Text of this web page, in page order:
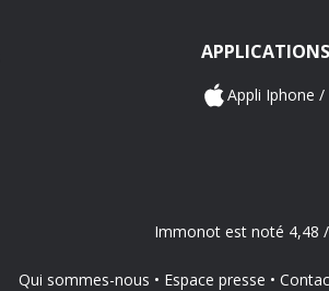
APPLICATIONS
Appli Iphone /
Immonot est noté 4,48
Qui sommes-nous Espace presse